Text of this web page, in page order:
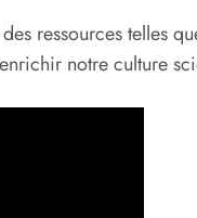
ressources telles
notre culture